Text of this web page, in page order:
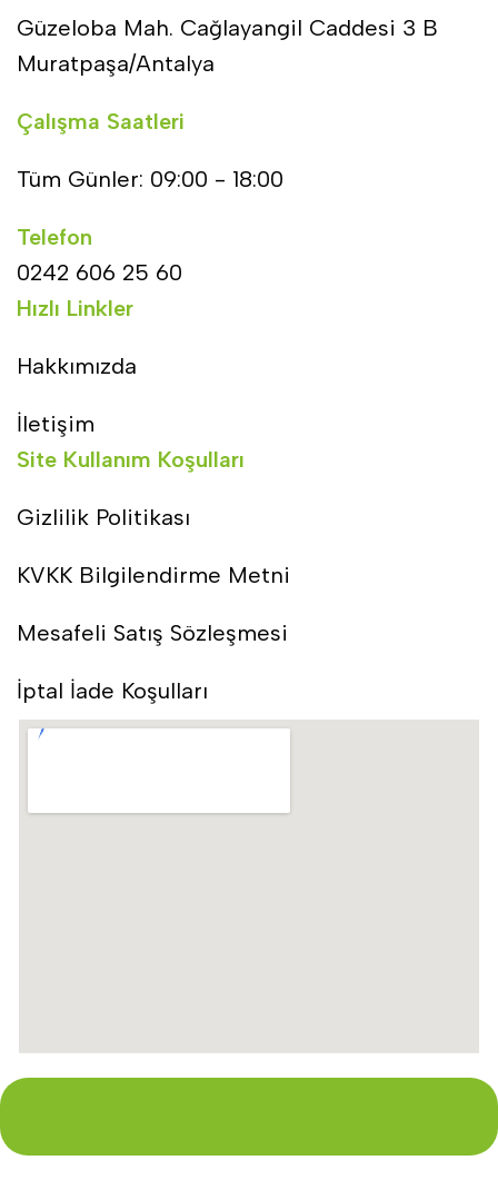
Güzeloba Mah. Cağlayangil Caddesi 3 B
Muratpaşa/Antalya
Çalışma Saatleri
Tüm Günler: 09:00 - 18:00
Telefon
0242 606 25 60
Hızlı Linkler
Hakkımızda
İletişim
Site Kullanım Koşulları
Gizlilik Politikası
KVKK Bilgilendirme Metni
Mesafeli Satış Sözleşmesi
İptal İade Koşulları